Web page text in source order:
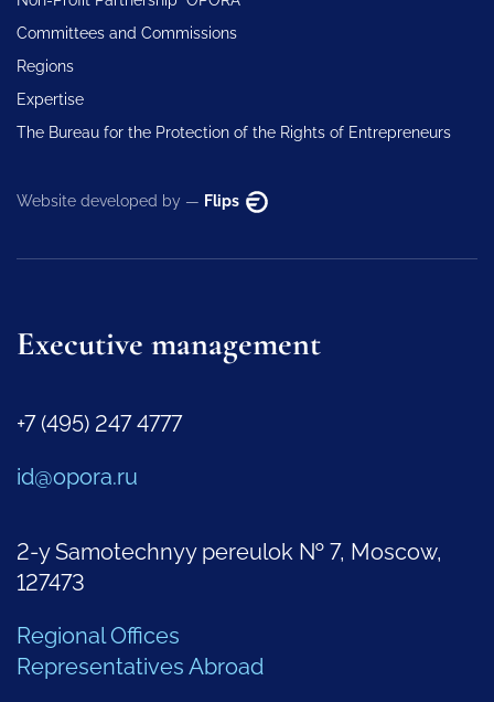
Committees and Commissions
Regions
Expertise
The Bureau for the Protection of the Rights of Entrepreneurs
Website developed by — Flips
Executive management
+7 (495) 247 4777
id@opora.ru
2-y Samotechnyy pereulok № 7, Moscow,
127473
Regional Offices
Representatives Abroad